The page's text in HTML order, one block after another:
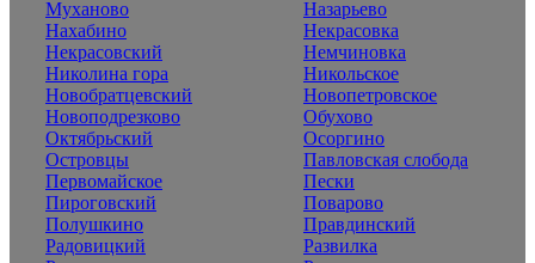
Муханово
Назарьево
Нахабино
Некрасовка
Некрасовский
Немчиновка
Николина гора
Никольское
Новобратцевский
Новопетровское
Новоподрезково
Обухово
Октябрьский
Осоргино
Островцы
Павловская слобода
Первомайское
Пески
Пироговский
Поварово
Полушкино
Правдинский
Радовицкий
Развилка